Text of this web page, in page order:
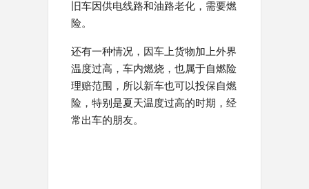
旧车因供电线路和油路老化，需要燃
险。
还有一种情况，因车上货物加上外界
温度过高，车内燃烧，也属于自燃险
理赔范围，所以新车也可以投保自燃
险，特别是夏天温度过高的时期，经
常出车的朋友。